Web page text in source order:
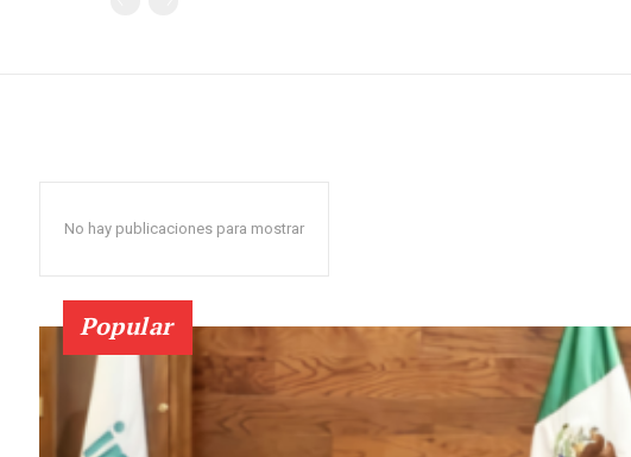
No hay publicaciones para mostrar
Popular